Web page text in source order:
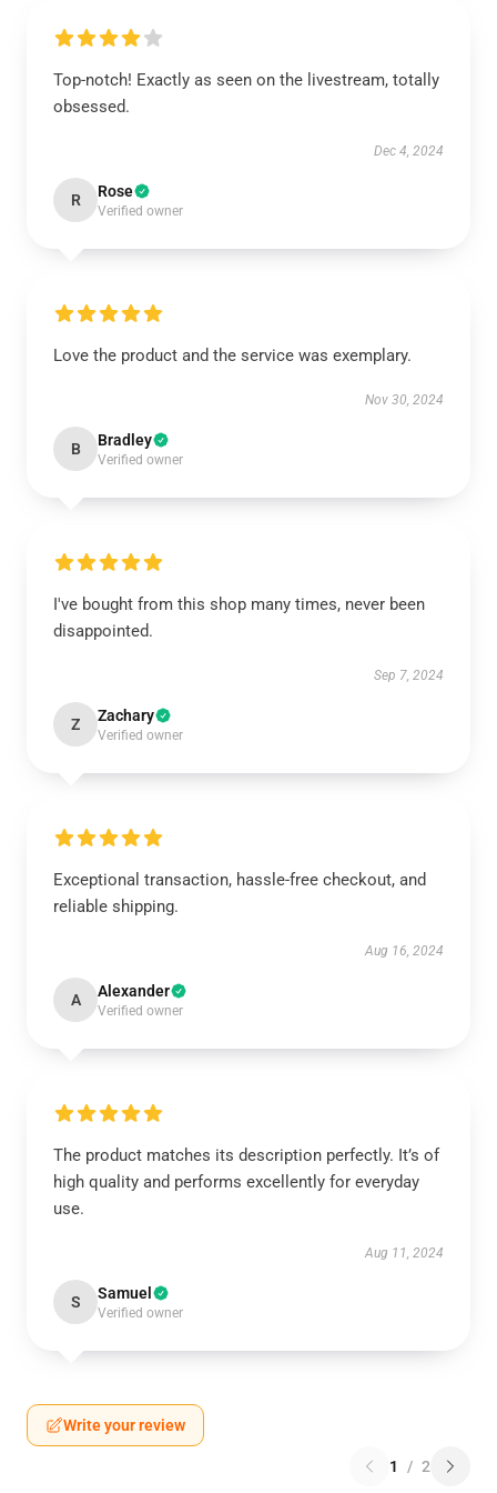
Top-notch! Exactly as seen on the livestream, totally
obsessed.
Dec 4, 2024
R Rose
Verified owner
Love the product and the service was exemplary.
Nov 30, 2024
B Bradley
Verified owner
I've bought from this shop many times, never been
disappointed.
Sep 7, 2024
Z Zachary
Verified owner
Exceptional transaction, hassle-free checkout, and
reliable shipping.
Aug 16, 2024
A Alexander
Verified owner
The product matches its description perfectly. It’s of
high quality and performs excellently for everyday
use.
Aug 11, 2024
S Samuel
Verified owner
Write your review
1 / 2